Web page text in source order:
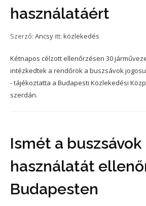
használatáért
Szerző: Ancsy itt: közlekedés
Kétnapos célzott ellenőrzésen 30
intézkedtek a rendőrök a buszsávok
- tájékoztatta a Budapesti Közlekedési
szerdán.
Ismét a buszsávok
használatát
Budapesten